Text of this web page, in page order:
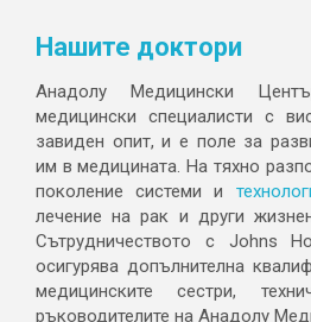
Нашите доктори
Анадолу Медицински
медицински специалисти с
завиден опит, и е поле за
им в медицината. На тяхно
поколение системи и
лечение на рак и други
Сътрудничеството с Johns
осигурява допълнителна
медицинските сестри,
ръководителите на Анадолу